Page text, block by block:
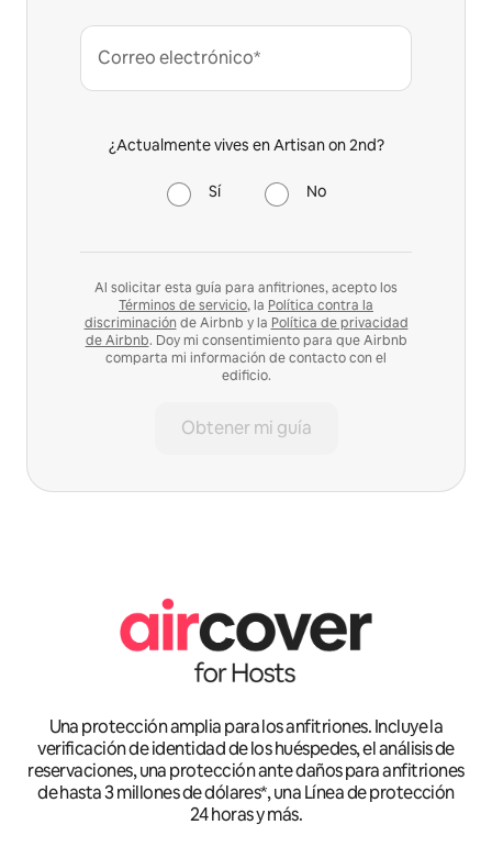
Correo electrónico*
¿Actualmente vives en Artisan on 2nd?
Sí No
Al solicitar esta guía para anfitriones, acepto los
Términos de servicio, la Política contra la
discriminación de Airbnb y la Política de privacidad
de Airbnb. Doy mi consentimiento para que Airbnb
comparta mi información de contacto con el
edificio.
Obtener mi guía
Una protección amplia para los anfitriones. Incluye la
verificación de identidad de los huéspedes, el análisis de
reservaciones, una protección ante daños para anfitriones
de hasta 3 millones de dólares*, una Línea de protección
24 horas y más.